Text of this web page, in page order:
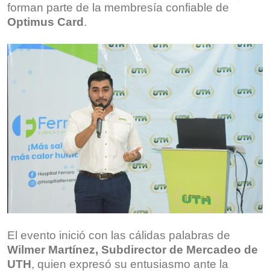
forman parte de la membresía confiable de
Optimus Card.
El evento inició con las cálidas palabras de
Wilmer Martínez, Subdirector de Mercadeo de
UTH, quien expresó su entusiasmo ante la